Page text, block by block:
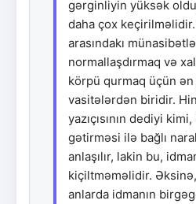
gərginliyin yüksək
daha çox
arasındakı
normallaşdırmaq və
körpü qurmaq üçün ən
vasitələrdən biridir.
yazıçısının dediyi
gətirməsi ilə bağlı
anlaşılır, lakin bu,
kiçiltməməlidir.
anlarda idmanın